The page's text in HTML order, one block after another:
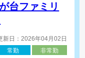
台ファミリ
新日：2026年04月02日
常勤
非常勤